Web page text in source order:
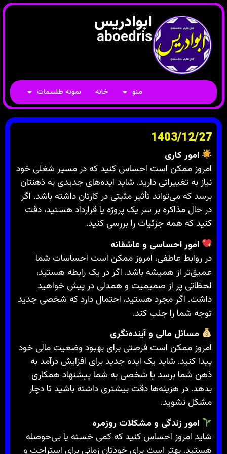
ابوادریس
aboedris
منو خانه نمونه طلسمات
1403/12/27
امور کاری
امروز ممکن است احساس کنید که در مسیر شغلی خود
نیاز به تغییراتی دارید. شاید ایده‌های جدیدی به ذهنتان
برسد که می‌تواند تأثیر مثبتی در کارتان داشته باشد. اگر
در حال مذاکره بر سر یک پروژه یا قرارداد هستید، دقت
کنید که همه جزئیات را بررسی کنید.
امور احساسی و عاشقانه
در روابط عاطفی، امروز ممکن است احساسات شما
عمیق‌تر از همیشه باشد. اگر در یک رابطه هستید،
لحظاتی پر از صمیمیت و همدلی در پیش خواهید
داشت. اگر مجرد هستید، احتمال دارد که شخصی جدید
توجه شما را جلب کند.
مسائل مالی و آینده‌نگری
امروز ممکن است فرصتی برای بهبود وضعیت مالی خود
پیدا کنید. شاید یک ایده جدید برای افزایش درآمد به
ذهن شما برسد یا شخصی به شما پیشنهاد همکاری
بدهد. در هزینه‌ها دقت بیشتری داشته باشید تا دچار
مشکل نشوید.
امور زندگی و مشکلات روزمره
شاید امروز احساس کنید که کمی خسته یا بی‌حوصله
هستید. بهتر است برای خودتان زمانی برای استراحت و